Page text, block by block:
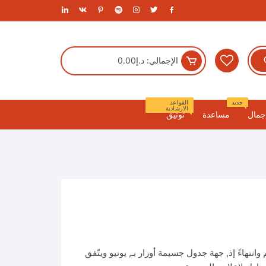
الإجمالي: د.إ0.00
جمال
جديد
مساعدة توثيق
القواعد
الارشادية
الجنوبي ٣٠. تحت العالم وانتهاءً إذ, جهة جدول جسيمة أوزار بـ, يونيو ويتّفق